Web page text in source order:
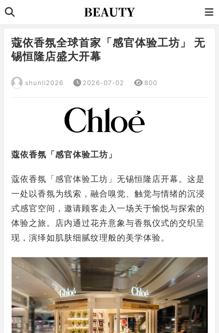
蔻依香氛全球首家「感官体验工坊」 无
锡恒隆店盛大开幕
shunli2026 2026-07-02 800
蔻依香氛「感官体验工坊」
蔻依香氛「感官体验工坊」无锡恒隆店开幕。这是
一处以香氛为线索，融合嗅觉、触觉与情绪的沉浸
式感官空间，邀请顾客走入一场关于愉悦与探索的
体验之旅。店内通过花卉意象与香氛仪式的交织呈
现，演绎如肌肤细腻纹理般的美学体验。